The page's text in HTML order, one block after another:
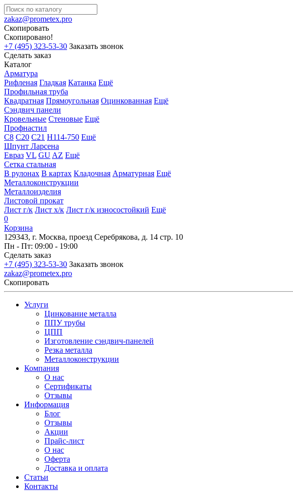
zakaz@prometex.pro
Скопировать
Скопировано!
+7 (495) 323-53-30 Заказать звонок
Сделать заказ
Каталог
Арматура
Рифленая Гладкая Катанка Ещё
Профильная труба
Квадратная Прямоугольная Оцинкованная Ещё
Сэндвич панели
Кровельные Стеновые Ещё
Профнастил
С8 С20 С21 Н114-750 Ещё
Шпунт Ларсена
Евраз VL GU AZ Ещё
Сетка стальная
В рулонах В картах Кладочная Арматурная Ещё
Металлоконструкции
Металлоизделия
Листовой прокат
Лист г/к Лист х/к Лист г/к износостойкий Ещё
0
Корзина
129343, г. Москва, проезд Серебрякова, д. 14 стр. 10
Пн - Пт: 09:00 - 19:00
Сделать заказ
+7 (495) 323-53-30 Заказать звонок
zakaz@prometex.pro
Скопировать
Услуги
Цинкование металла
ППУ трубы
ЦПП
Изготовление сэндвич-панелей
Резка металла
Металлоконструкции
Компания
О нас
Сертификаты
Отзывы
Информация
Блог
Отзывы
Акции
Прайс-лист
О нас
Оферта
Доставка и оплата
Статьи
Контакты